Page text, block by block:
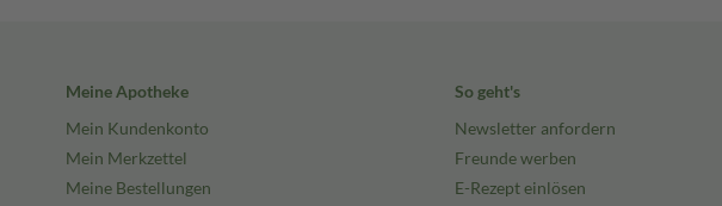
Meine Apotheke
Mein Kundenkonto
Mein Merkzettel
Meine Bestellungen
So geht's
Newsletter anfordern
Freunde werben
E-Rezept einlösen